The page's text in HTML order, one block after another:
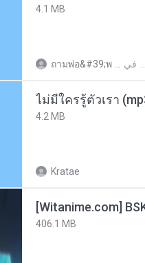
4.1 MB
في
ไม่มีใครรู้ตัวเรา
4.2 MB
Kratae
[Witanime.com]
406.1 MB